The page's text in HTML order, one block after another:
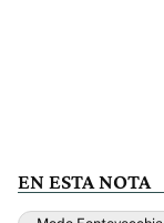
EN ESTA NOTA